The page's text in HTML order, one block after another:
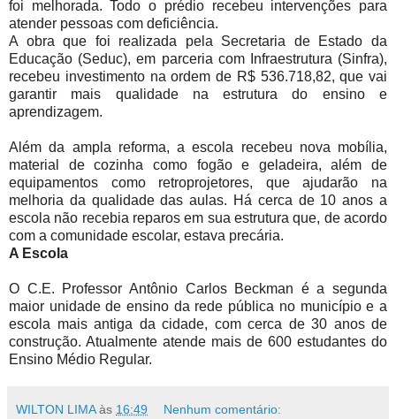
foi melhorada. Todo o prédio recebeu intervenções para
atender pessoas com deficiência.
A obra que foi realizada pela Secretaria de Estado da
Educação (Seduc), em parceria com Infraestrutura (Sinfra),
recebeu investimento na ordem de R$ 536.718,82, que vai
garantir mais qualidade na estrutura do ensino e
aprendizagem.
Além da ampla reforma, a escola recebeu nova mobília,
material de cozinha como fogão e geladeira, além de
equipamentos como retroprojetores, que ajudarão na
melhoria da qualidade das aulas. Há cerca de 10 anos a
escola não recebia reparos em sua estrutura que, de acordo
com a comunidade escolar, estava precária.
A Escola
O C.E. Professor Antônio Carlos Beckman é a segunda
maior unidade de ensino da rede pública no município e a
escola mais antiga da cidade, com cerca de 30 anos de
construção. Atualmente atende mais de 600 estudantes do
Ensino Médio Regular.
WILTON LIMA às 16:49 Nenhum comentário: